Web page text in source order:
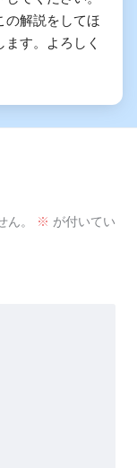
の解説をしてほ
す。よろしく
。 ※ が付いてい